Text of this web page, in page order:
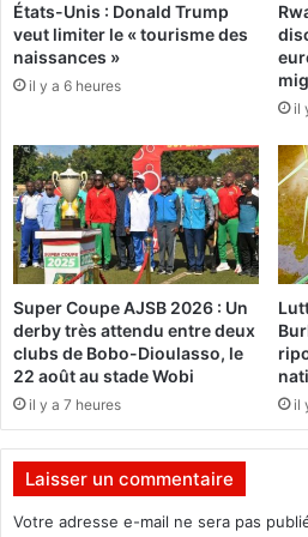
q
u
e
u
r
é
v
o
l
t
e
d
a
n
s
n
e
e
s
m
i
s
t
r
e
s
d
u
5
j
n
i
e
r
États-Unis : Donald Trump
veut limiter le « tourisme des
naissances »
il y a 6 heures
il
Super Coupe AJSB 2026 : Un
derby très attendu entre deux
clubs de Bobo-Dioulasso, le
22 août au stade Wobi
il y a 7 heures il
Laisser un commentaire
Votre adresse e-mail ne sera pas